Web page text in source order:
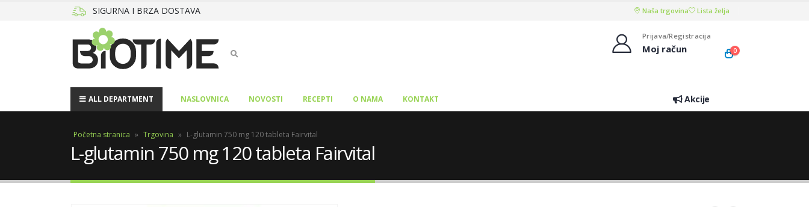
SIGURNA I BRZA DOSTAVA Naša trgovina Lista želja
Prijava/Registracija
Moj račun 0
ALL DEPARTMENT NASLOVNICA NOVOSTI RECEPTI O NAMA KONTAKT Akcije
Početna stranica » Trgovina » L-glutamin 750 mg 120 tableta Fairvital
L-glutamin 750 mg 120 tableta Fairvital